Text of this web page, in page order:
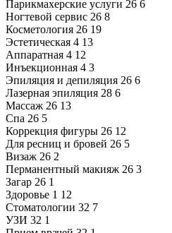
Парикмахерские услуги 26 6
Ногтевой сервис 26 8
Косметология 26 19
Эстетическая 4 13
Аппаратная 4 12
Инъекционная 4 3
Эпиляция и депиляция 26 6
Лазерная эпиляция 28 6
Массаж 26 13
Спа 26 5
Коррекция фигуры 26 12
Для ресниц и бровей 26 5
Визаж 26 2
Перманентный макияж 26 3
Загар 26 1
Здоровье 1 12
Стоматологии 32 7
УЗИ 32 1